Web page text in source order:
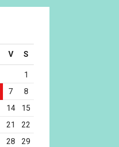
V S
1
7
8
14
15
21
22
28
29